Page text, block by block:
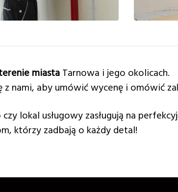
miastaTarnowa i jego okolicach.
z nami, aby umówić wycenę i omówić
lokal usługowy zasługują na
którzy zadbają o każdy detal!